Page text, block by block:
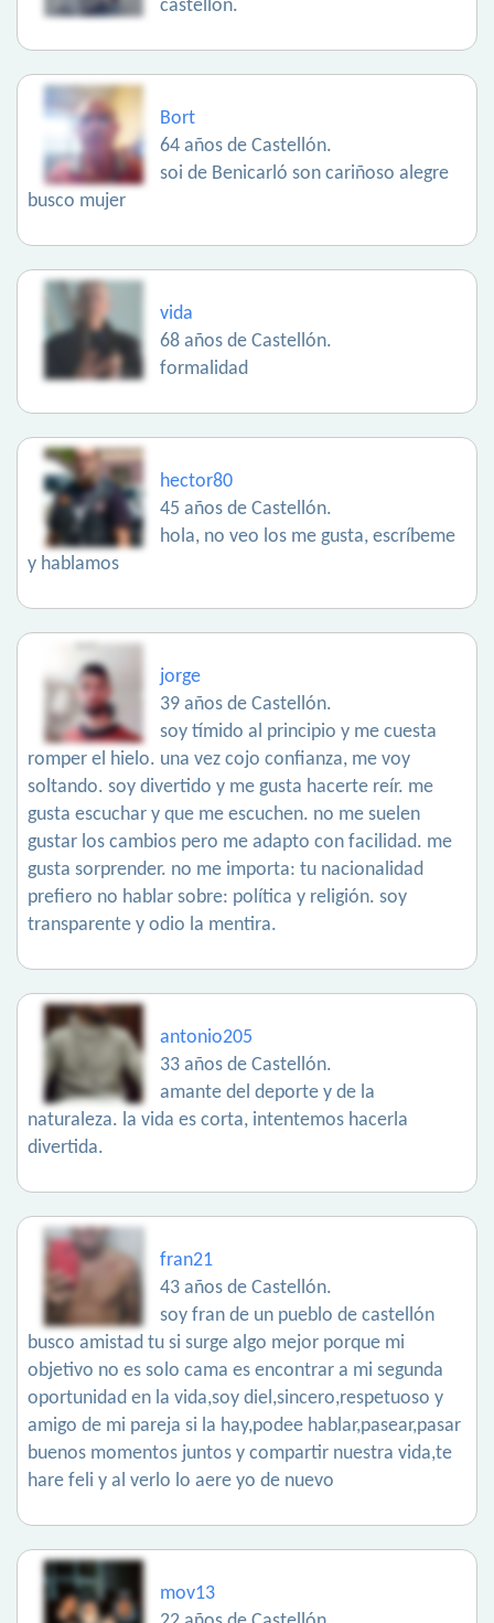
castellón.
Bort
64 años de Castellón.
soi de Benicarló son cariñoso alegre
busco mujer
vida
68 años de Castellón.
formalidad
hector80
45 años de Castellón.
hola, no veo los me gusta, escríbeme
y hablamos
jorge
39 años de Castellón.
soy tímido al principio y me cuesta
romper el hielo. una vez cojo confianza, me voy
soltando. soy divertido y me gusta hacerte reír. me
gusta escuchar y que me escuchen. no me suelen
gustar los cambios pero me adapto con facilidad. me
gusta sorprender. no me importa: tu nacionalidad
prefiero no hablar sobre: política y religión. soy
transparente y odio la mentira.
antonio205
33 años de Castellón.
amante del deporte y de la
naturaleza. la vida es corta, intentemos hacerla
divertida.
fran21
43 años de Castellón.
soy fran de un pueblo de castellón
busco amistad tu si surge algo mejor porque mi
objetivo no es solo cama es encontrar a mi segunda
oportunidad en la vida,soy diel,sincero,respetuoso y
amigo de mi pareja si la hay,podee hablar,pasear,pasar
buenos momentos juntos y compartir nuestra vida,te
hare feli y al verlo lo aere yo de nuevo
mov13